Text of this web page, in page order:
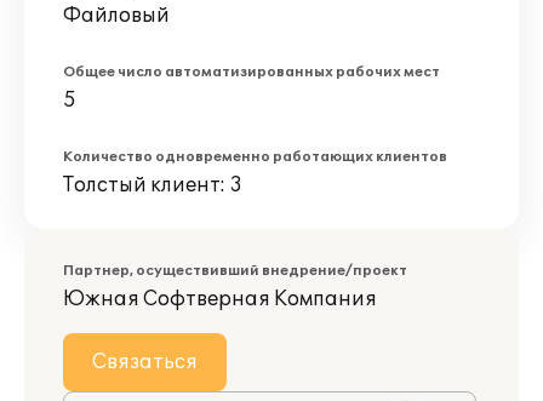
Файловый
Общее число автоматизированных рабочих мест
5
Количество одновременно работающих клиентов
Толстый клиент: 3
Партнер, осуществивший внедрение/проект
Южная Софтверная Компания
Связаться